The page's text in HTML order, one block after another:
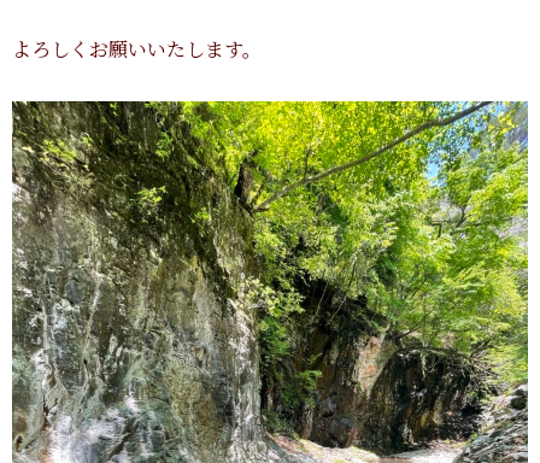
よろしくお願いいたします。